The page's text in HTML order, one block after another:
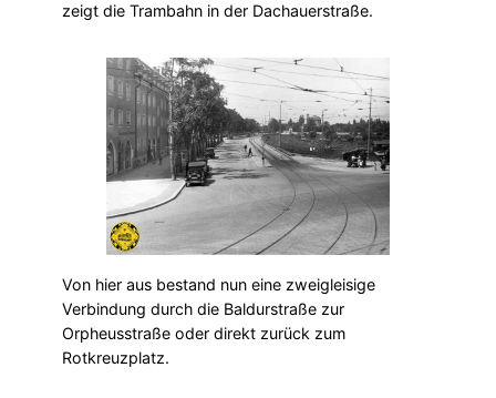
zeigt die Trambahn in der Dachauerstraße.
Von hier aus bestand nun eine zweigleisige
Verbindung durch die Baldurstraße zur
Orpheusstraße oder direkt zurück zum
Rotkreuzplatz.